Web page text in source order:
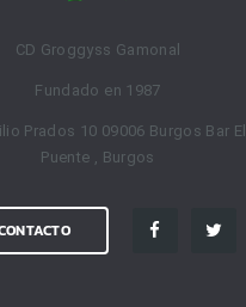
CD Groggyss Gamonal
Fundado en 1987
Prados 10 09006 Burgos Bar El
Puente , Burgos